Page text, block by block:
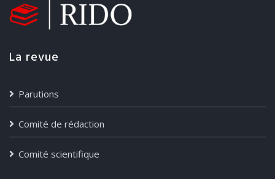
proliferation interacts with decision making and
intensifies complexity.
La revue
Parutions
Comité de rédaction
Comité scientifique